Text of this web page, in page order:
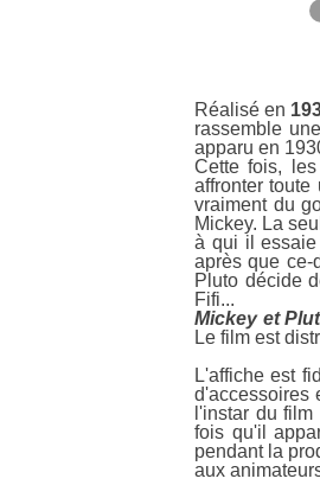
Réalisé en
rassemble
apparu en
Cette fois,
affronter
vraiment du
Mickey. La
à qui il essaie
après que ce-
Pluto décide
Fifi...
Mickey et
Le film est
L'affiche est
d'accessoires
l'instar du
fois qu'il
pendant la
aux